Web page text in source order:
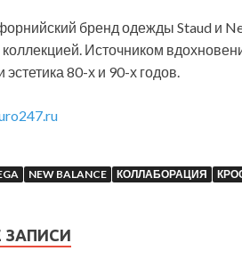
бренд одежды Staud и
Источником
80-х и 90-х годов.
NEW BALANCE КОЛЛАБОРАЦИЯ
ЗАПИСИ